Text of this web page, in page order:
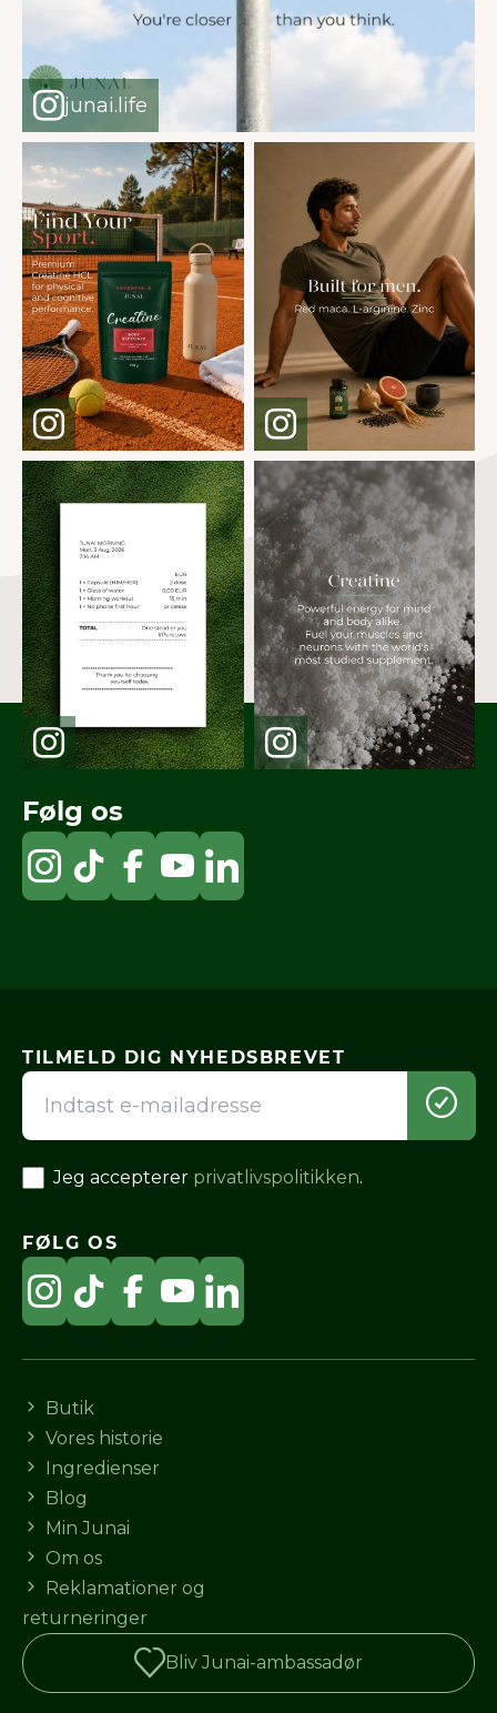
junai.life
Følg os
TILMELD DIG NYHEDSBREVET
Jeg accepterer privatlivspolitikken.
FØLG OS
Butik
Vores historie
Ingredienser
Blog
Min Junai
Om os
Reklamationer og
returneringer
Bliv Junai-ambassadør